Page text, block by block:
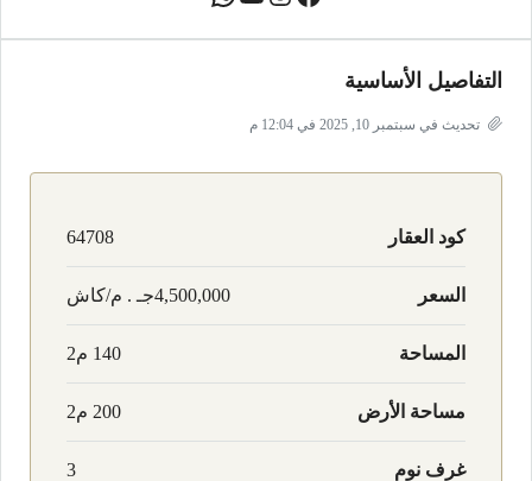
التفاصيل الأساسية
تحديث في سبتمبر 10, 2025 في 12:04 م
كود العقار 64708
السعر 4,500,000جـ . م/كاش
المساحة 140 م2
مساحة الأرض 200 م2
غرف نوم 3